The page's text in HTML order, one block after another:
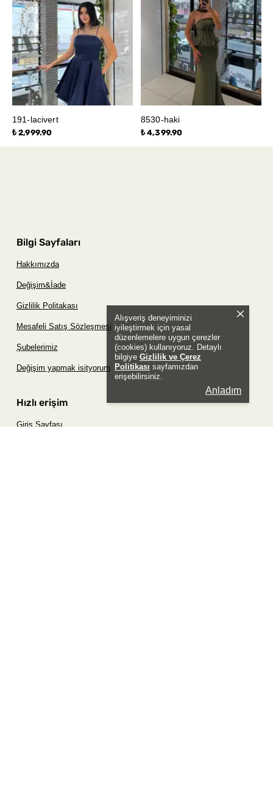
Alışveriş deneyiminizi
iyileştirmek için yasal
düzenlemelere uygun çerezler
(cookies) kullanıyoruz. Detaylı
bilgiye Gizlilik ve Çerez
Politikası sayfamızdan
erişebilirsiniz.
Anladım
191-lacivert
₺ 2,999.90
8530-haki
₺ 4,399.90
Bilgi Sayfaları
Hakkımızda
Değişim&İade
Gizlilik Politakası
Mesafeli Satış Sözleşmesi
Şubelerimiz
Değişim yapmak isityorum
Hızlı erişim
Giriş Sayfası